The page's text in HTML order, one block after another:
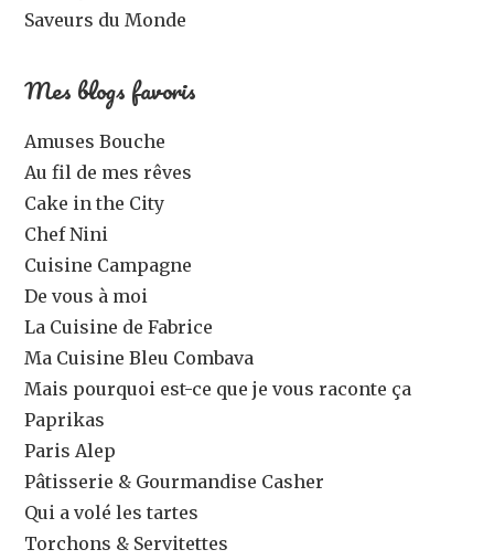
Saveurs du Monde
Mes blogs favoris
Amuses Bouche
Au fil de mes rêves
Cake in the City
Chef Nini
Cuisine Campagne
De vous à moi
La Cuisine de Fabrice
Ma Cuisine Bleu Combava
Mais pourquoi est-ce que je vous raconte ça
Paprikas
Paris Alep
Pâtisserie & Gourmandise Casher
Qui a volé les tartes
Torchons & Servitettes